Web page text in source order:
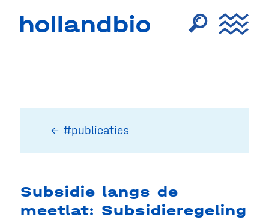
← #publicaties
Subsidie langs de
meetlat: Subsidieregeling